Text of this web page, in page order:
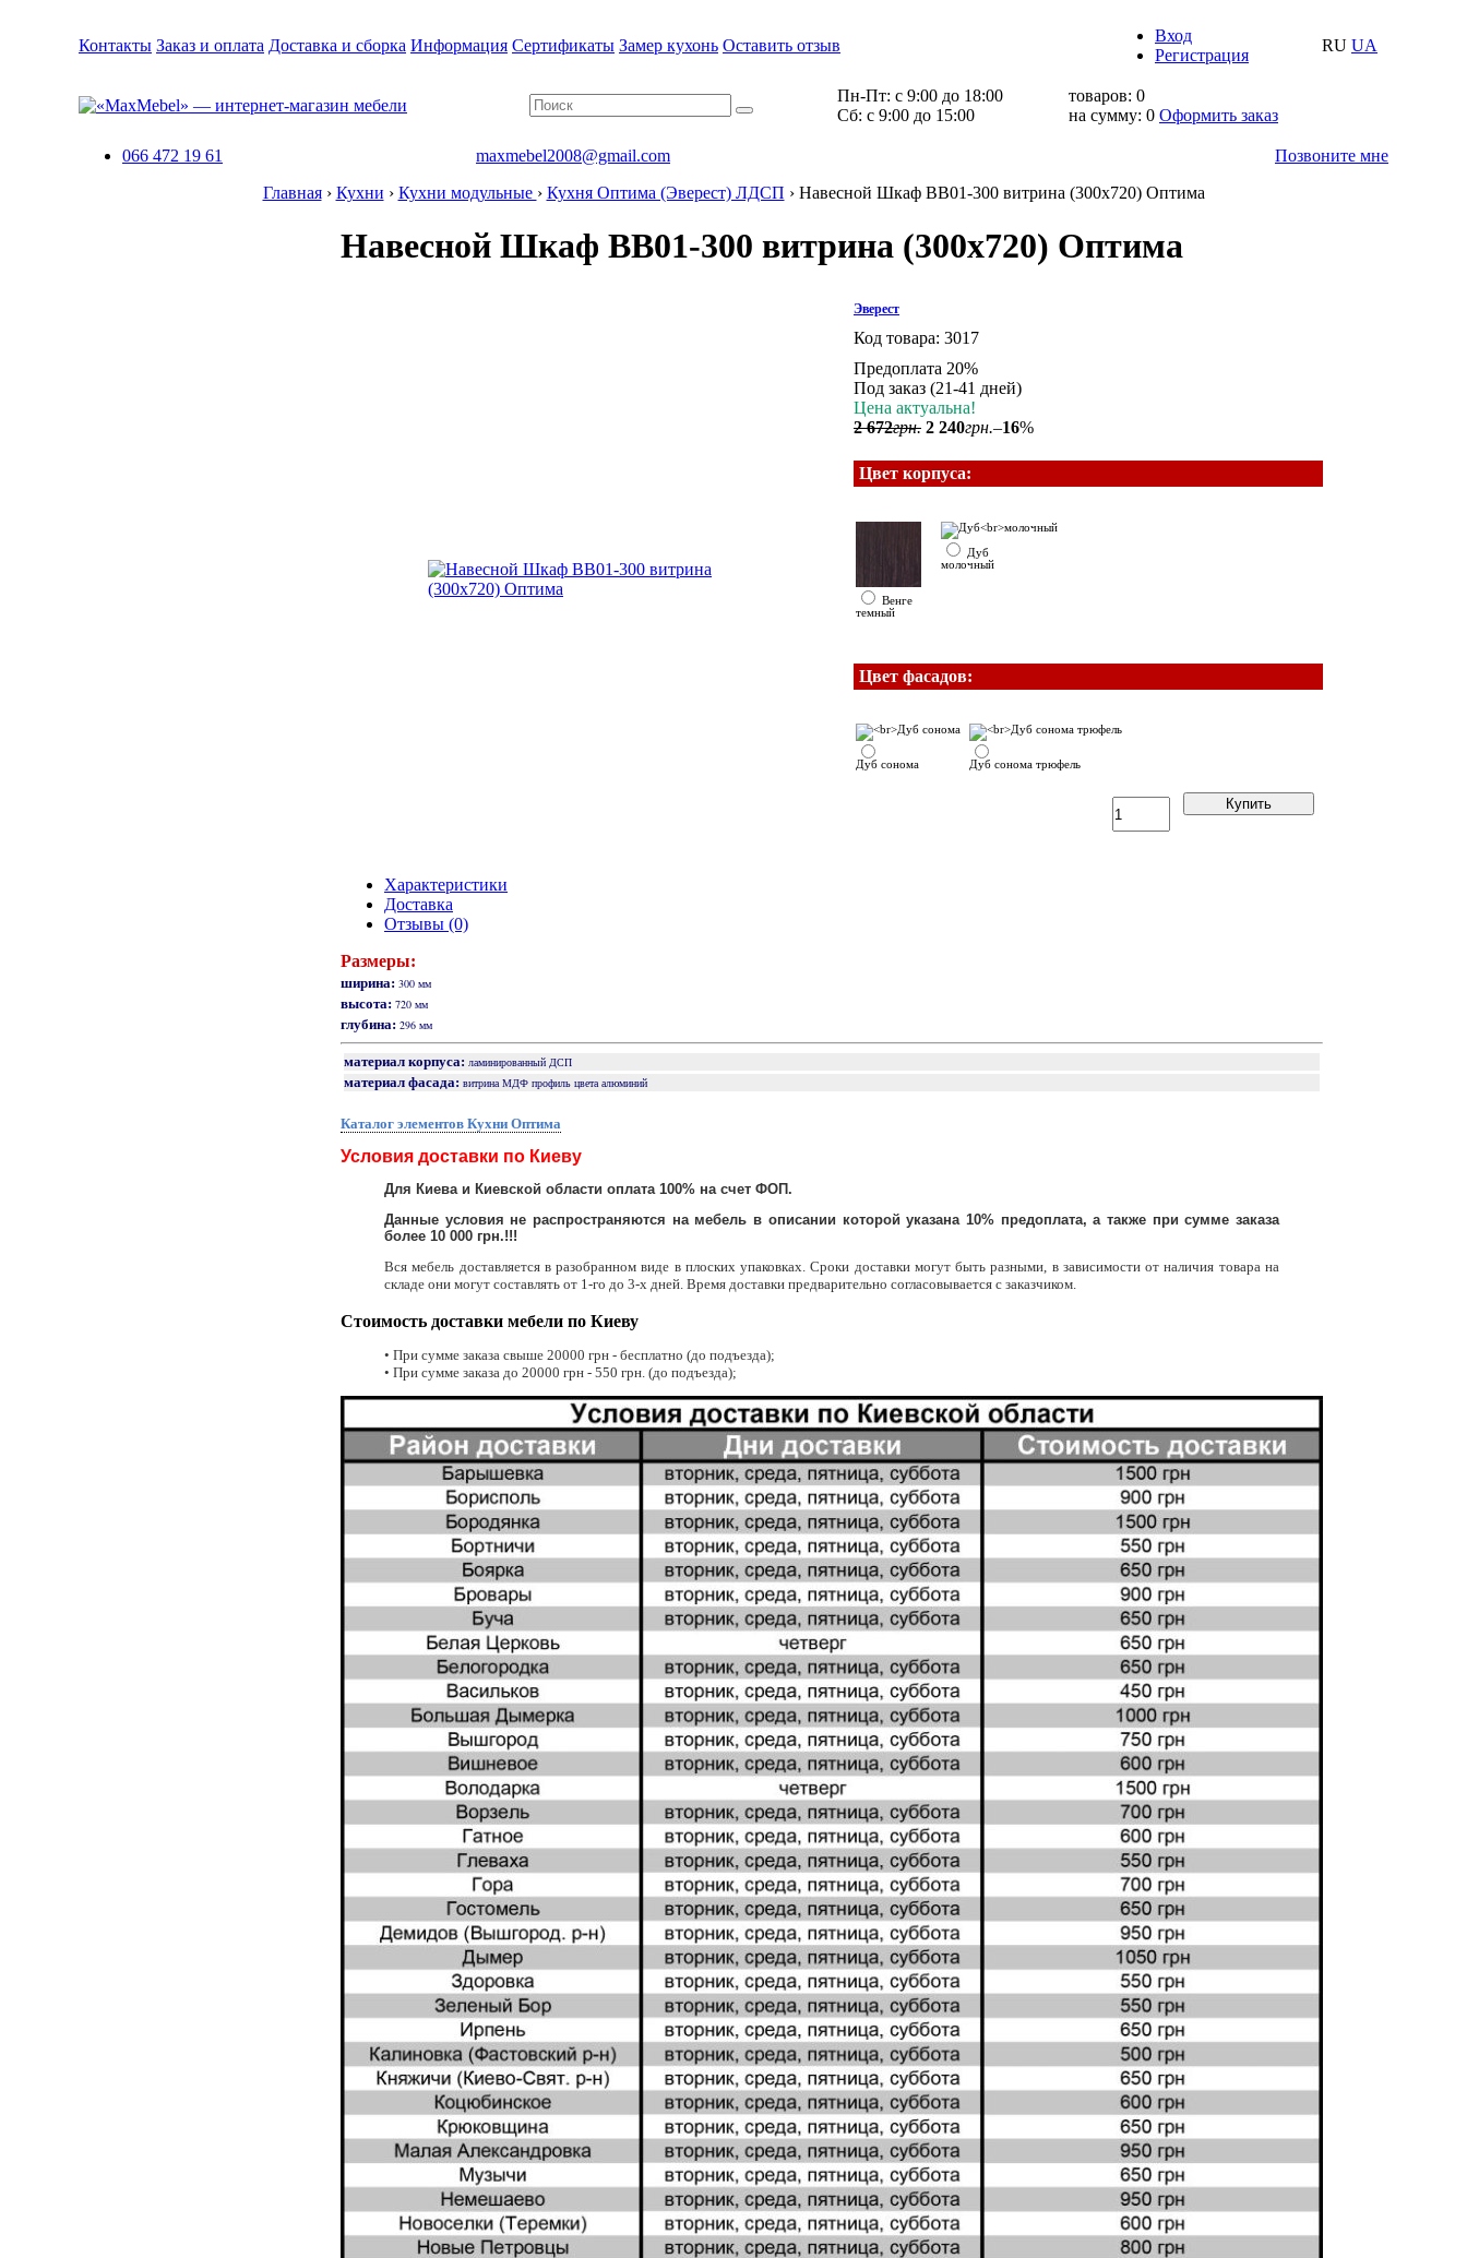
Контакты Заказ и оплата Доставка и сборка Информация Сертификаты Замер кухонь Оставить отзыв
Вход
Регистрация
RU UA
Пн-Пт: с 9:00 до 18:00
Cб: с 9:00 до 15:00
товаров: 0
на сумму: 0 Оформить заказ
066 472 19 61 maxmebel2008@gmail.com
Позвоните мне
Главная› Кухни › Кухни модульные › Кухня Оптима (Эверест) ЛДСП › Навесной Шкаф ВВ01-300 витрина (300x720) Оптима
Навесной Шкаф ВВ01-300 витрина (300x720) Оптима
Эверест
Код товара: 3017
Предоплата 20%
Под заказ (21-41 дней)
Цена актуальна!
2 672грн. 2 240грн.–16%
Цвет корпуса:
Венге
темный
Дуб
молочный
Цвет фасадов:
Дуб сонома Дуб сонома трюфель
Купить
Характеристики
Доставка
Отзывы (0)
Размеры:
ширина: 300 мм
высота: 720 мм
глубина: 296 мм
материал корпуса: ламинированный ДСП
материал фасада: витрина МДФ профиль цвета алюминий
Каталог элементов Кухни Оптима
Условия доставки по Киеву
Для Киева и Киевской области оплата 100% на счет ФОП.
Данные условия не распространяются на мебель в описании которой указана 10% предоплата, а также при сумме заказа
более 10 000 грн.!!!
Вся мебель доставляется в разобранном виде в плоских упаковках. Сроки доставки могут быть разными, в зависимости от наличия товара на
складе они могут составлять от 1-го до 3-х дней. Время доставки предварительно согласовывается с заказчиком.
Стоимость доставки мебели по Киеву
• При сумме заказа свыше 20000 грн - бесплатно (до подъезда);
• При сумме заказа до 20000 грн - 550 грн. (до подъезда);